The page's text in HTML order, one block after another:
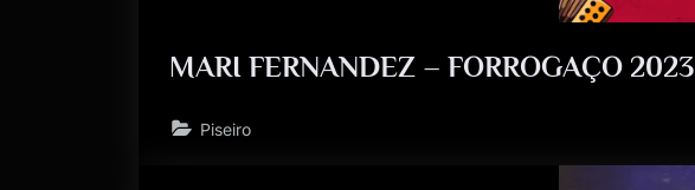
MARI FERNANDEZ – FORROGAÇO 2023
Piseiro